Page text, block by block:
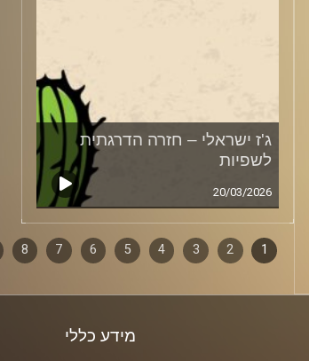
ג'ז ישראלי – חזרה הדרגתית
לשפיות
20/03/2026
סגירה
דפדוף
1
2
3
4
5
6
7
8
מידע כללי